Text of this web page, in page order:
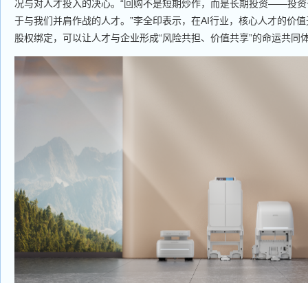
况与对人才投入的决心。“回购不是短期炒作，而是长期投资——投
于与我们并肩作战的人才。”李全印表示，在AI行业，核心人才的价
股权绑定，可以让人才与企业形成“风险共担、价值共享”的命运共同